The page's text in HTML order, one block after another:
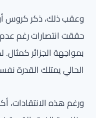
حققت انتصارات رغم
بمواجهة الجزائر
الحالي يمتلك القدرة
ورغم هذه الانتقادات،